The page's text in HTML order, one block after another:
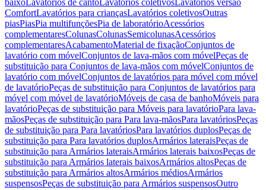
baixoLavatórios de cantoLavatórios coletivosLavatórios versão
ComfortLavatórios para criançasLavatórios coletivosOutras
piasPiasPia multifunçõesPia de laboratórioAcessórios
complementaresColunasColunasSemicolunasAcessórios
complementaresAcabamentoMaterial de fixaçãoConjuntos de
lavatório com móvelConjuntos de lava-mãos com móvelPeças de
substituição para Conjuntos de lava-mãos com móvelConjuntos de
lavatório com móvelConjuntos de lavatórios para móvel com móvel
de lavatórioPeças de substituição para Conjuntos de lavatórios para
móvel com móvel de lavatórioMóveis de casa de banhoMóveis para
lavatórioPeças de substituição para Móveis para lavatórioPara lava-
mãosPeças de substituição para Para lava-mãosPara lavatóriosPeças
de substituição para Para lavatóriosPara lavatórios duplosPeças de
substituição para Para lavatórios duplosArmários lateraisPeças de
substituição para Armários lateraisArmários laterais baixosPeças de
substituição para Armários laterais baixosArmários altosPeças de
substituição para Armários altosArmários médiosArmários
suspensosPeças de substituição para Armários suspensosOutro